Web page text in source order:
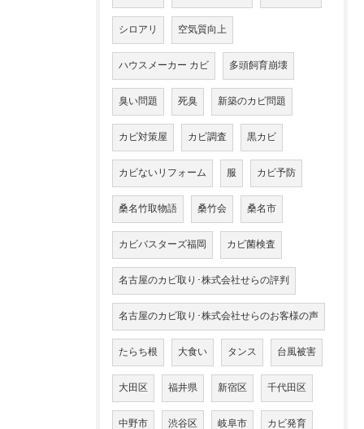
シロアリ 空気質向上
ハウスメーカー カビ 多頭飼育崩壊
臭い問題 死臭 新築のカビ問題
カビ対策屋 カビ調査 黒カビ
カビないリフォーム 服 カビ予防
桑名竹取物語 桑竹会 桑名市
カビバスターズ福岡 カビ菌検査
名古屋のカビ取り･株式会社せらの評判
名古屋のカビ取り･株式会社せらのお客様の声
たらち根 大食い タンス 台風被害
大田区 福井県 新宿区 千代田区
中野市 渋谷区 岐阜市 カビ発育